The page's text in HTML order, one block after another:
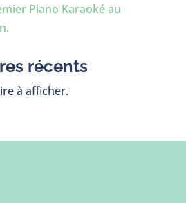
Piano Karaoké au
récents
à afficher.